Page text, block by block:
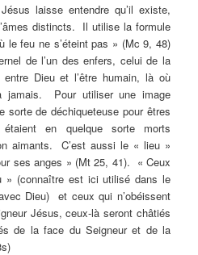
laisse entendre qu’il existe,
distincts. Il utilise la formule
le feu ne s’éteint pas » (Mc 9, 48)
de l’un des enfers, celui de la
Dieu et l’être humain, là où
jamais. Pour utiliser une image
sorte de déchiqueteuse pour êtres
en quelque sorte morts
aimants. C’est aussi le « lieu »
ses anges » (Mt 25, 41). « Ceux
» (connaître est ici utilisé dans le
Dieu) et ceux qui n’obéissent
Jésus, ceux-là seront châtiés
de la face du Seigneur et de la